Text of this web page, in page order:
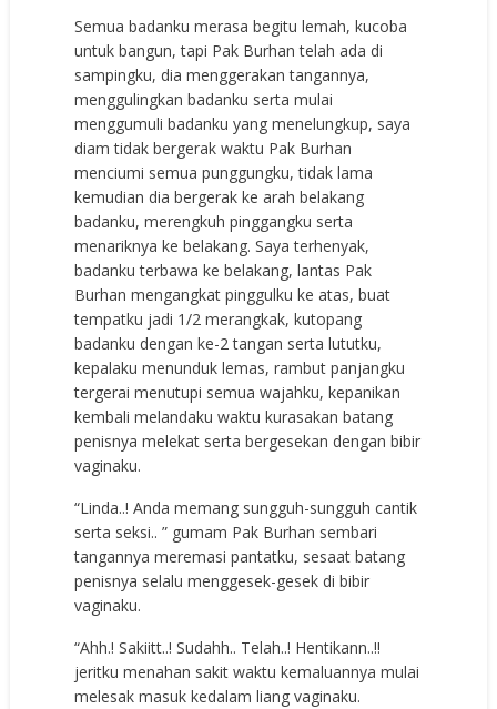
Semua badanku merasa begitu lemah, kucoba
untuk bangun, tapi Pak Burhan telah ada di
sampingku, dia menggerakan tangannya,
menggulingkan badanku serta mulai
menggumuli badanku yang menelungkup, saya
diam tidak bergerak waktu Pak Burhan
menciumi semua punggungku, tidak lama
kemudian dia bergerak ke arah belakang
badanku, merengkuh pinggangku serta
menariknya ke belakang. Saya terhenyak,
badanku terbawa ke belakang, lantas Pak
Burhan mengangkat pinggulku ke atas, buat
tempatku jadi 1/2 merangkak, kutopang
badanku dengan ke-2 tangan serta lututku,
kepalaku menunduk lemas, rambut panjangku
tergerai menutupi semua wajahku, kepanikan
kembali melandaku waktu kurasakan batang
penisnya melekat serta bergesekan dengan bibir
vaginaku.
“Linda..! Anda memang sungguh-sungguh cantik
serta seksi.. ” gumam Pak Burhan sembari
tangannya meremasi pantatku, sesaat batang
penisnya selalu menggesek-gesek di bibir
vaginaku.
“Ahh.! Sakiitt..! Sudahh.. Telah..! Hentikann..!!
jeritku menahan sakit waktu kemaluannya mulai
melesak masuk kedalam liang vaginaku.